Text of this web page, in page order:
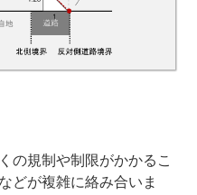
の規制や制限がかかるこ
どが複雑に絡み合いま